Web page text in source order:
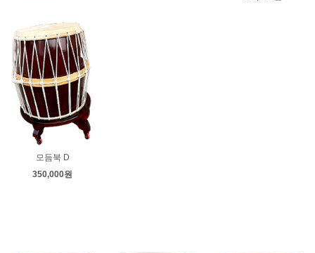
모듬북 D
350,000원